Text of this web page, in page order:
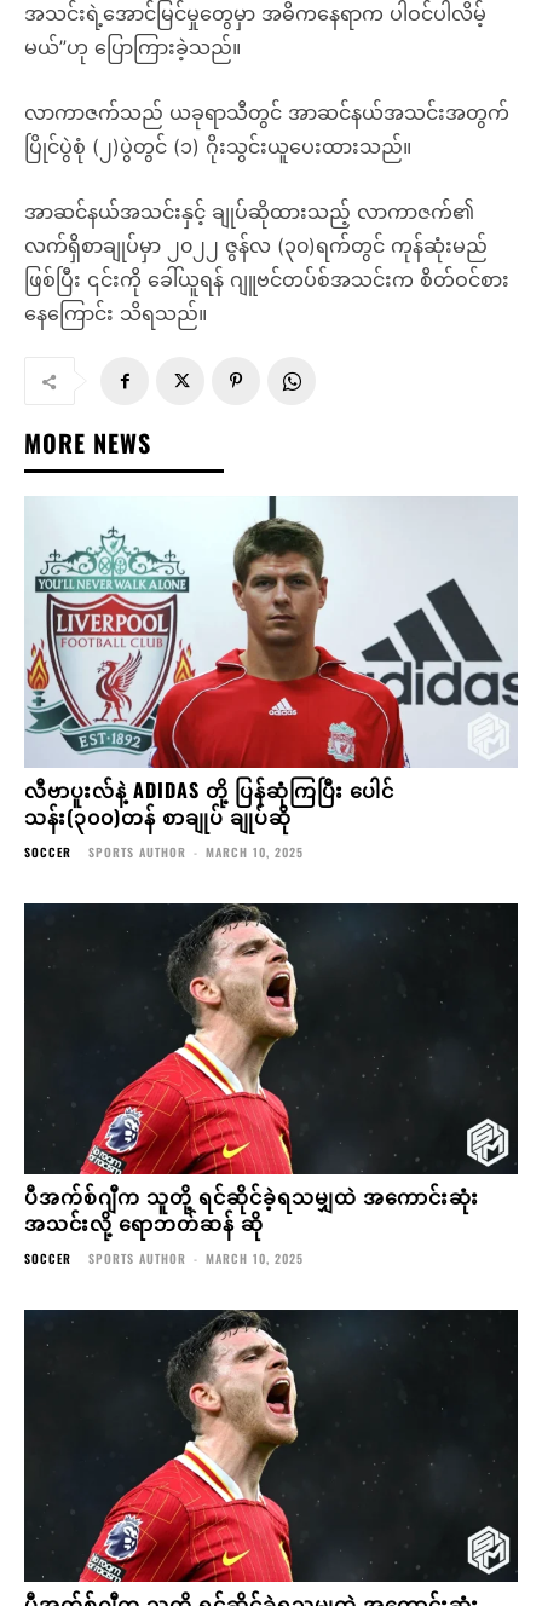
အသင်းရဲ့အောင်မြင်မှုတွေမှာ အဓိကနေရာက ပါဝင်ပါလိမ့်
မယ်”ဟု ပြောကြားခဲ့သည်။
လာကာဇက်သည် ယခုရာသီတွင် အာဆင်နယ်အသင်းအတွက်
ပြိုင်ပွဲစုံ (၂)ပွဲတွင် (၁) ဂိုးသွင်းယူပေးထားသည်။
အာဆင်နယ်အသင်းနှင့် ချုပ်ဆိုထားသည့် လာကာဇက်၏
လက်ရှိစာချုပ်မှာ ၂၀၂၂ ဇွန်လ (၃၀)ရက်တွင် ကုန်ဆုံးမည်
ဖြစ်ပြီး ၎င်းကို ခေါ်ယူရန် ဂျူဗင်တပ်စ်အသင်းက စိတ်ဝင်စား
နေကြောင်း သိရသည်။
MORE NEWS
လီဗာပူးလ်နဲ့ ADIDAS တို့ ပြန်ဆုံကြပြီး ပေါင်
သန်း(၃၀၀)တန် စာချုပ် ချုပ်ဆို
SOCCER SPORTS AUTHOR - MARCH 10, 2025
ပီအက်စ်ဂျီက သူတို့ ရင်ဆိုင်ခဲ့ရသမျှထဲ အကောင်းဆုံး
အသင်းလို့ ရောဘတ်ဆန် ဆို
SOCCER SPORTS AUTHOR - MARCH 10, 2025